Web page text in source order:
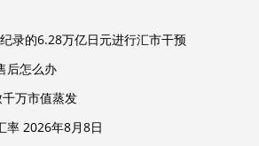
录的6.28万亿日元进行汇市干预
后怎么办
万市值蒸发
率 2026年8月8日